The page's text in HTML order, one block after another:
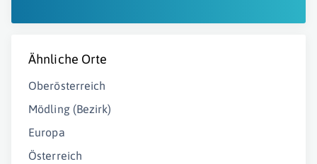
Ähnliche Orte
Oberösterreich
Mödling (Bezirk)
Europa
Österreich